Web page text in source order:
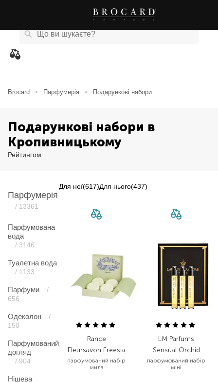
Brocard Парфумерія Подарункові набори
Подарункові набори в
Кропивницькому
Рейтингом
Парфумерія
/ 13361
Парфумована
вода
/ 3146
Туалетна вода
/ 1133
Парфуми
/
656
Одеколон
/
150
Парфумований
догляд
/ 904
Нішева
Для неї(617)Для нього(437)
Rance
Fleursavon Freesia
парфумований набір
мила
LM Parfums
Sensual Orchid
парфумований набір
міні